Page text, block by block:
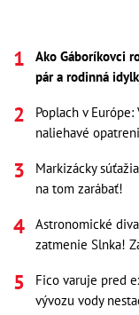
Ako Gáboríkovci
pár a rodinná
Poplach v
naliehavé
Markizácky
na tom zarábať!
Astronomické
zatmenie Slnka!
Fico varuje pred
vývozu vody